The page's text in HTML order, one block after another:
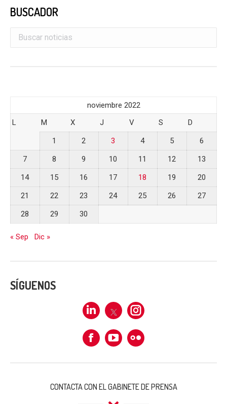
BUSCADOR
noviembre 2022
L
M X J V S
D
1
2 3 4 5
6
7
8 9 10 11 12
13
14
15 16 17 18 19
20
21
22 23 24 25 26
27
28
29 30
« Sep Dic »
SÍGUENOS
Linkedin
X Instagram
FacebookFlickr
CONTACTA CON EL GABINETE DE PRENSA